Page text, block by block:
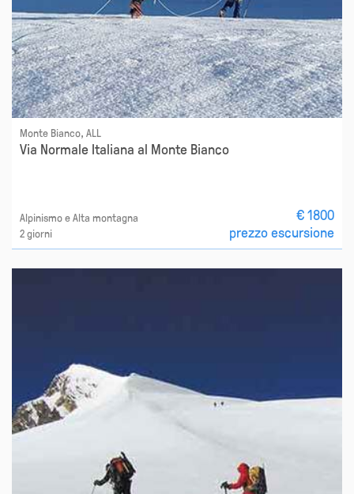
Monte Bianco, ALL
Via Normale Italiana al Monte Bianco
Alpinismo e Alta montagna
2 giorni
€ 1800
prezzo escursione